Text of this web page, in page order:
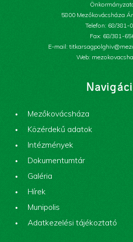
5800 Mezőkovácsháza
Telefon: 68/381-
Fax: 68/381-
E-mail:
Web:
Mezőkovácsháza
Közérdekű adatok
Intézmények
Dokumentumtár
Galéria
Hírek
Munipolis
Adatkezelési tájékoztató